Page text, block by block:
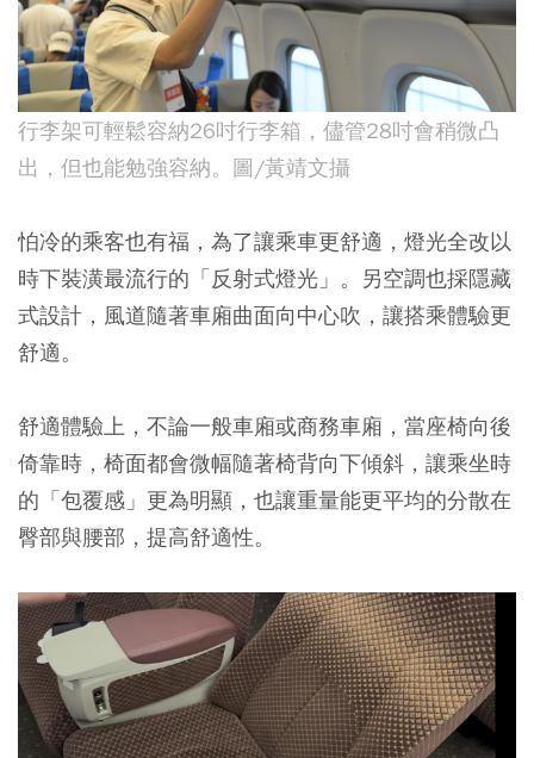
行李架可輕鬆容納26吋行李箱，儘管28吋會稍微凸
出，但也能勉強容納。圖/黃靖文攝
怕冷的乘客也有福，為了讓乘車更舒適，燈光全改以
時下裝潢最流行的「反射式燈光」。另空調也採隱藏
式設計，風道隨著車廂曲面向中心吹，讓搭乘體驗更
舒適。
舒適體驗上，不論一般車廂或商務車廂，當座椅向後
倚靠時，椅面都會微幅隨著椅背向下傾斜，讓乘坐時
的「包覆感」更為明顯，也讓重量能更平均的分散在
臀部與腰部，提高舒適性。